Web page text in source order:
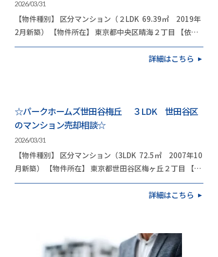
2026/03/31
【物件種別】 区分マンション（２LDK 69.39㎡ 2019年
2月新築） 【物件所在】 東京都中央区晴海２丁目 【依頼
内容】 お住み替え（引越し） 今回は…
詳細はこちら
☆パークホームズ世田谷梅丘 ３LDK 世田谷区
のマンション売却相談☆
2026/03/31
【物件種別】 区分マンション（3LDK 72.5㎡ 2007年10
月新築） 【物件所在】 東京都世田谷区梅ヶ丘２丁目 【依
頼内容】 お住み替え（引越し） 今…
詳細はこちら